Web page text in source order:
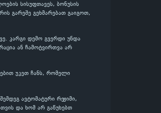
სისუფთავეს, ბონუსის
გარეშე გეხმარებათ გაიგოთ,
კარგი დემო გვერდი უნდა
ან ჩამოტვირთვა არ
უკეთ ჩანს, რომელი
ავტომატური რეჟიმი,
და ხომ არ გაწუხებთ